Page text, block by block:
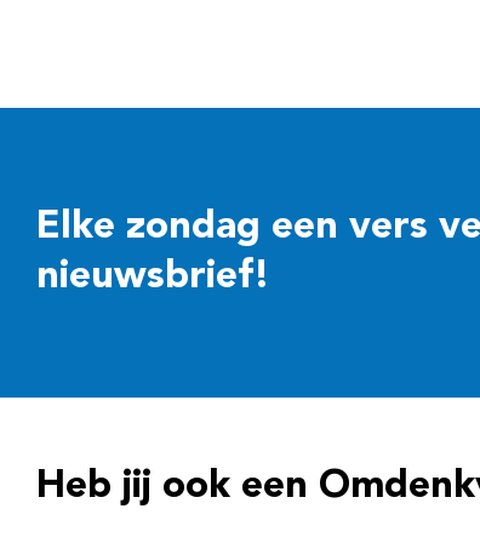
Elke zondag een vers
nieuwsbrief!
Heb jij ook een